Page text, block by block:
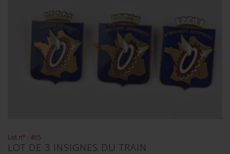
Lot n° : 455
LOT DE 3 INSIGNES DU TRAIN